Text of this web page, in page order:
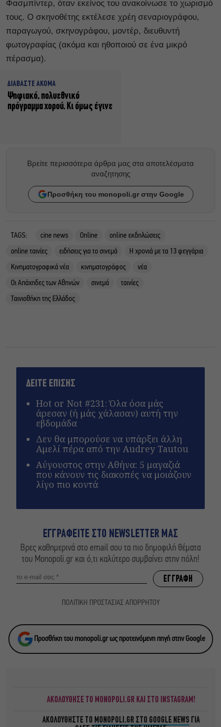
Φασμπίντερ, όταν εκείνος του ανακοίνωσε το χωρισμό
τους. Ο σκηνοθέτης εκτέλεσε χρέη σεναριογράφου,
παραγωγού, σκηνογράφου, μοντέρ, διευθυντή
φωτογραφίας (ακόμα και ηθοποιού σε ένα μικρό
πέρασμα).
ΔΙΑΒΑΣΤΕ ΑΚΟΜΑ
Ψηφιακό, πολυεθνικό
πρόγραμμα χορού. Κι όμως έγινε
Βρείτε περισσότερα άρθρα μας στα αποτελέσματα
αναζητησης
Προσθήκη του monopoli.gr στην Google
TAGS: cine news Online
online εκδηλώσεις
online ταινίες
ειδήσεις για το σινεμά
Η χρονιά με τα 13 φεγγάρια
Κινηματογραφικά νέα
κινηματογράφος
νέα
Οι Απάχηδες των Αθηνών
σινεμά
ταινίες
Ταινιοθήκη της Ελλάδος
ΔΕΙΤΕ ΕΠΙΣΗΣ
Hot or Not #231: Όλα όσα μάς
άρεσαν (ή μάς χάλασαν) αυτή την
εβδομάδα
Δεν θα μπορούσε να υπάρξει άλλη
Αμελί πέρα από την Audrey Tautou
Αύγουστος στην Αθήνα: 5 μαγαζιά
που κάνουν τις διακοπές να μοιάζουν
λίγο πιο κοντά
ΕΓΓΡΑΦΕΙΤΕ ΣΤΟ NEWSLETTER ΜΑΣ
Βρες καθημερινά στο email σου τα πιο δημοφιλή θέματα
του Monopoli.gr και ό,τι καλύτερο συμβαίνει στην πόλη!
ΠΟΛΙΤΙΚΗ ΠΡΟΣΤΑΣΙΑΣ ΑΠΟΡΡΗΤΟΥ
Προσθήκη του monopoli.gr ως προτεινόμενη πηγή στην Google
ΑΚΟΛΟΥΘΗΣΕ ΤΟ MONOPOLI.GR ΚΑΙ ΣΤΟ INSTAGRAM!
ΑΚΟΛΟΥΘΗΣΤΕ ΤΟ MONOPOLI.GR ΣΤΟ GOOGLE NEWS ΓΙΑ